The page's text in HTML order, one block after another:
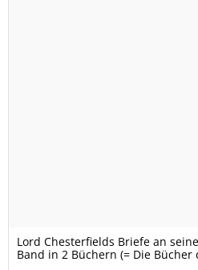
Lord Chesterfields Briefe an
Band in 2 Büchern (= Die Bücher